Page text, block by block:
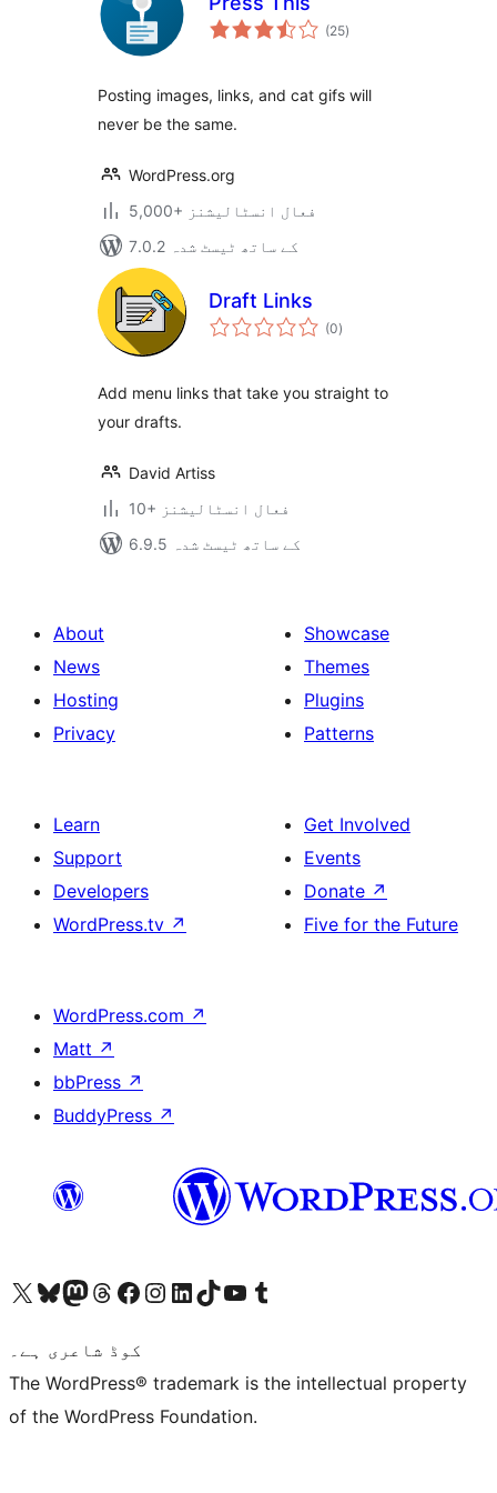
(25مجموعی
درجہ
)
Posting images, links, and cat gifs will
never be the same.
WordPress.org
5,000+ فعال انسٹالیشنز
7.0.2 کے ساتھ ٹیسٹ شدہ
Draft Links
(0مجموعی
درجہ
)
Add menu links that take you straight to
your drafts.
David Artiss
10+ فعال انسٹالیشنز
6.9.5 کے ساتھ ٹیسٹ شدہ
About
News
Hosting
Privacy
Showcase
Themes
Plugins
Patterns
Learn
Support
Developers
WordPress.tv ↗
Get Involved
Events
Donate ↗
Five for the Future
WordPress.com ↗
Matt ↗
bbPress ↗
BuddyPress ↗
Visit our X (formerly Twitter) account
ہمارے بلیواسکائی اکاؤنٹ پر جائیں
Visit our Mastodon account
ہمارے ٹھریڈز اکاؤنٹ پر جائیں
Visit our Facebook page
Visit our Instagram account
Visit our LinkedIn account
ہمارے ٹک ٹاک اکاؤنٹ پر جائیں
Visit our YouTube channel
ہمارے ٹمبلر اکاؤنٹ پر جائیں
کوڈ شاعری ہے۔
The WordPress® trademark is the intellectual property
of the WordPress Foundation.